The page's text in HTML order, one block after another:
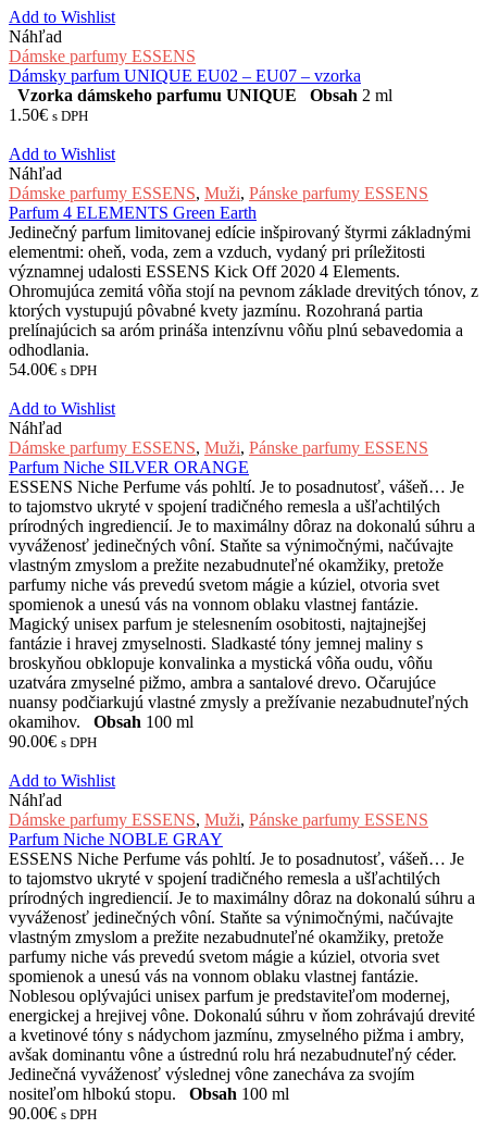
Add to Wishlist
Náhľad
Dámske parfumy ESSENS
Dámsky parfum UNIQUE EU02 – EU07 – vzorka
Vzorka dámskeho parfumu UNIQUE
Obsah 2 ml
1.50€ s DPH
Add to Wishlist
Náhľad
Dámske parfumy ESSENS, Muži, Pánske parfumy ESSENS
Parfum 4 ELEMENTS Green Earth
Jedinečný parfum limitovanej edície inšpirovaný štyrmi základnými
elementmi: oheň, voda, zem a vzduch, vydaný pri príležitosti
významnej udalosti ESSENS Kick Off 2020 4 Elements.
Ohromujúca zemitá vôňa stojí na pevnom základe drevitých tónov, z
ktorých vystupujú pôvabné kvety jazmínu. Rozohraná partia
prelínajúcich sa aróm prináša intenzívnu vôňu plnú sebavedomia a
odhodlania.
54.00€ s DPH
Add to Wishlist
Náhľad
Dámske parfumy ESSENS, Muži, Pánske parfumy ESSENS
Parfum Niche SILVER ORANGE
ESSENS Niche Perfume vás pohltí. Je to posadnutosť, vášeň… Je
to tajomstvo ukryté v spojení tradičného remesla a ušľachtilých
prírodných ingrediencií. Je to maximálny dôraz na dokonalú súhru a
vyváženosť jedinečných vôní. Staňte sa výnimočnými, načúvajte
vlastným zmyslom a prežite nezabudnuteľné okamžiky, pretože
parfumy niche vás prevedú svetom mágie a kúziel, otvoria svet
spomienok a unesú vás na vonnom oblaku vlastnej fantázie.
Magický unisex parfum je stelesnením osobitosti, najtajnejšej
fantázie i hravej zmyselnosti. Sladkasté tóny jemnej maliny s
broskyňou obklopuje konvalinka a mystická vôňa oudu, vôňu
uzatvára zmyselné pižmo, ambra a santalové drevo. Očarujúce
nuansy podčiarkujú vlastné zmysly a prežívanie nezabudnuteľných
okamihov. Obsah 100 ml
90.00€ s DPH
Add to Wishlist
Náhľad
Dámske parfumy ESSENS, Muži, Pánske parfumy ESSENS
Parfum Niche NOBLE GRAY
ESSENS Niche Perfume vás pohltí. Je to posadnutosť, vášeň… Je
to tajomstvo ukryté v spojení tradičného remesla a ušľachtilých
prírodných ingrediencií. Je to maximálny dôraz na dokonalú súhru a
vyváženosť jedinečných vôní. Staňte sa výnimočnými, načúvajte
vlastným zmyslom a prežite nezabudnuteľné okamžiky, pretože
parfumy niche vás prevedú svetom mágie a kúziel, otvoria svet
spomienok a unesú vás na vonnom oblaku vlastnej fantázie.
Noblesou oplývajúci unisex parfum je predstaviteľom modernej,
energickej a hrejivej vône. Dokonalú súhru v ňom zohrávajú drevité
a kvetinové tóny s nádychom jazmínu, zmyselného pižma i ambry,
avšak dominantu vône a ústrednú rolu hrá nezabudnuteľný céder.
Jedinečná vyváženosť výslednej vône zanecháva za svojím
nositeľom hlbokú stopu. Obsah 100 ml
90.00€ s DPH